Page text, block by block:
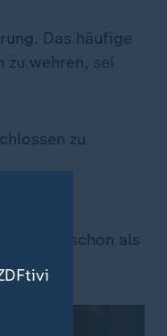
Das häufige
wehren, sei
zu
häufig schon als